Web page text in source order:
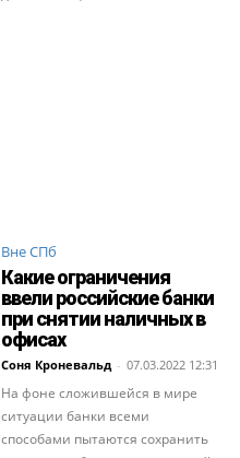
Вне СПб
Какие ограничения
ввели российские банки
при снятии наличных в
офисах
Соня Кроневальд - 07.03.2022 12:31
На фоне сложившейся в мире
ситуации банки всеми
способами пытаются сохранить